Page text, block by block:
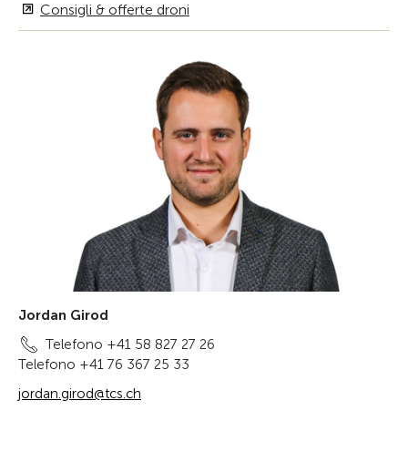
Consigli & offerte droni
Jordan Girod
Telefono +41 58 827 27 26
Telefono +41 76 367 25 33
jordan.girod@tcs.ch